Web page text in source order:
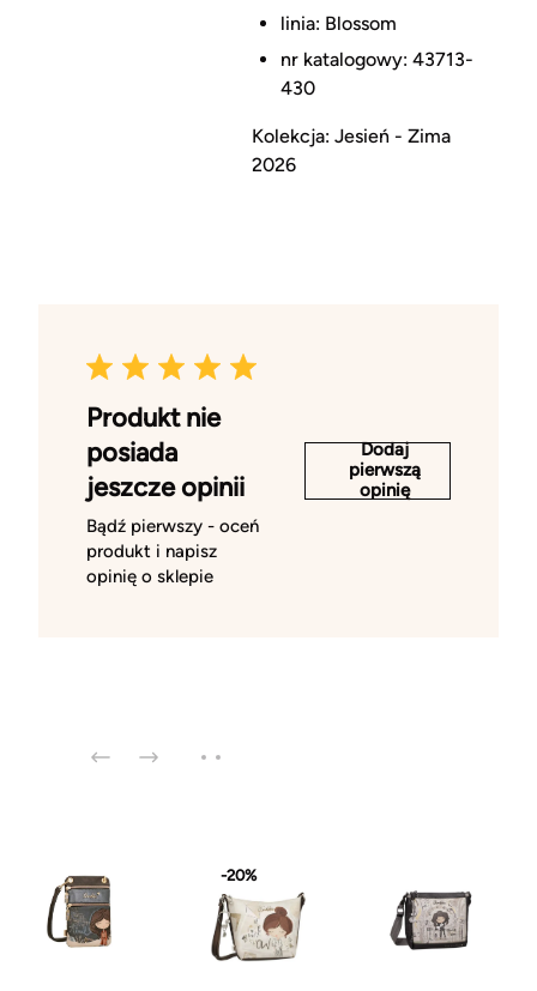
linia: Blossom
nr katalogowy: 43713-
430
Kolekcja: Jesień - Zima
2026
Produkt nie
posiada
jeszcze opinii
Bądź pierwszy - oceń
produkt i napisz
opinię o sklepie
Dodaj
pierwszą
opinię
-20%